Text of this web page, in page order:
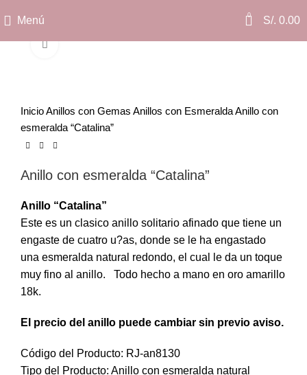
Menú 0 S/. 0.00
Clic para ampliar
InicioAnillos con Gemas Anillos con EsmeraldaAnillo con
esmeralda “Catalina”
Anillo con esmeralda “Catalina”
Anillo “Catalina”
Este es un clasico anillo solitario afinado que tiene un
engaste de cuatro u?as, donde se le ha engastado
una esmeralda natural redondo, el cual le da un toque
muy fino al anillo. Todo hecho a mano en oro amarillo
18k.
El precio del anillo puede cambiar sin previo aviso.
Código del Producto: RJ-an8130
Tipo del Producto: Anillo con esmeralda natural